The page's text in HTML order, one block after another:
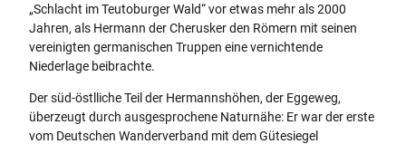
„Schlacht im Teutoburger Wald“ vor etwas mehr als 2000
Jahren, als Hermann der Cherusker den Römern mit seinen
vereinigten germanischen Truppen eine vernichtende
Niederlage beibrachte.
Der süd-östlliche Teil der Hermannshöhen, der Eggeweg,
überzeugt durch ausgesprochene Naturnähe: Er war der erste
vom Deutschen Wanderverband mit dem Gütesiegel